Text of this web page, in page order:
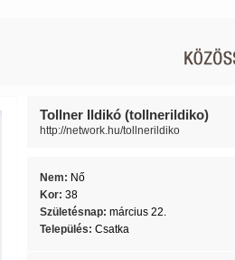
Tollner Ildikó (tollnerildiko)
http://network.hu/tollnerildiko
Nem: Nő
Kor: 38
Születésnap: március 22.
Település: Csatka